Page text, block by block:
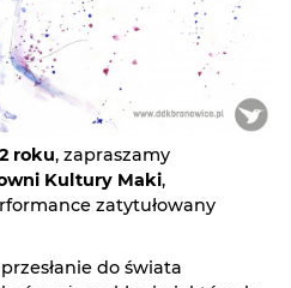
roku, zapraszamy
Kultury Maki,
zatytułowany
do świata